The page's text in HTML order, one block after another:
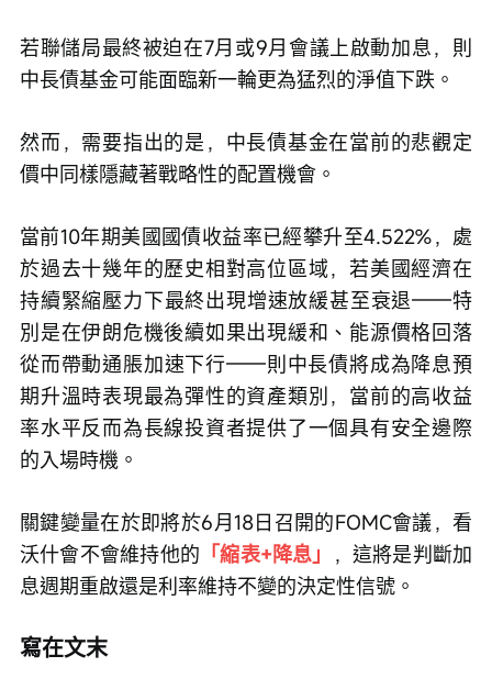
若聯儲局最終被迫在7月或9月會議上啟動加息，則
中長債基金可能面臨新一輪更為猛烈的淨值下跌。
然而，需要指出的是，中長債基金在當前的悲觀定
價中同樣隱藏著戰略性的配置機會。
當前10年期美國國債收益率已經攀升至4.522%，處
於過去十幾年的歷史相對高位區域，若美國經濟在
持續緊縮壓力下最終出現增速放緩甚至衰退——特
別是在伊朗危機後續如果出現緩和、能源價格回落
從而帶動通脹加速下行——則中長債將成為降息預
期升溫時表現最為彈性的資產類別，當前的高收益
率水平反而為長線投資者提供了一個具有安全邊際
的入場時機。
關鍵變量在於即將於6月18日召開的FOMC會議，看
沃什會不會維持他的 「縮表+降息」
，這將是判斷加
息週期重啟還是利率維持不變的決定性信號。
寫在文末